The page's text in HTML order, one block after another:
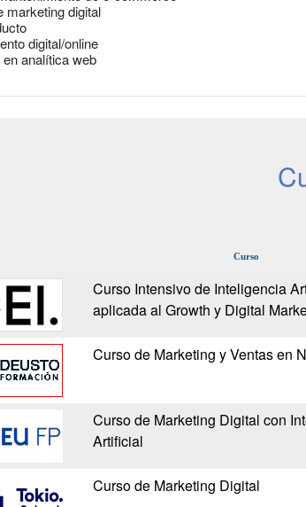
marketing digital
digital/online
analítica web
Curso
Curso Intensivo de Inteligencia
aplicada al Growth y Digital
Curso de Marketing y Ventas en
Curso de Marketing Digital con
Artificial
Curso de Marketing Digital